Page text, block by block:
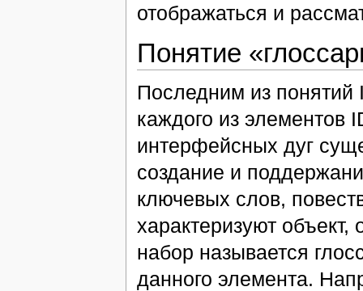
отображаться и
Понятие
Последним из понятий
каждого из элементов
интерфейсных дуг
создание и
ключевых слов,
характеризуют
набор называется
данного элемента.